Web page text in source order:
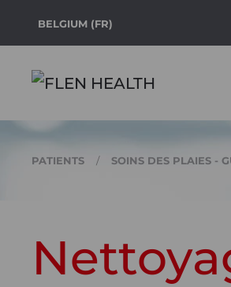
BELGIUM (FR)
PATIENTS SOINS DES PLAIES -